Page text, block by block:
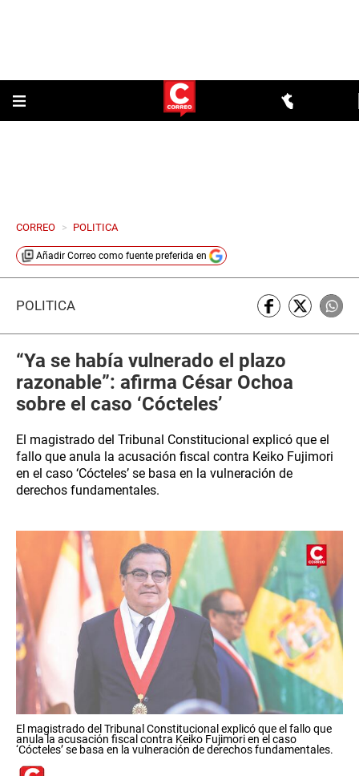
CORREO > POLITICA
Añadir Correo como fuente preferida en
POLÍTICA
“Ya se había vulnerado el plazo
razonable”: afirma César Ochoa
sobre el caso ‘Cócteles’
El magistrado del Tribunal Constitucional explicó que el
fallo que anula la acusación fiscal contra Keiko Fujimori
en el caso ‘Cócteles’ se basa en la vulneración de
derechos fundamentales.
El magistrado del Tribunal Constitucional explicó que el fallo que
anula la acusación fiscal contra Keiko Fujimori en el caso
‘Cócteles’ se basa en la vulneración de derechos fundamentales.